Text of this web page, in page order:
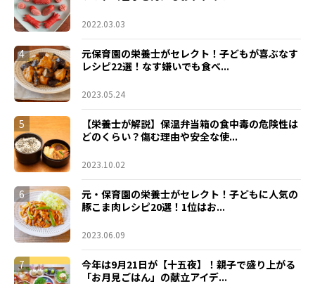
2022.03.03
4
元保育園の栄養士がセレクト！子どもが喜ぶなす
レシピ22選！なす嫌いでも食べ...
2023.05.24
5
【栄養士が解説】保温弁当箱の食中毒の危険性は
どのくらい？傷む理由や安全な使...
2023.10.02
6
元・保育園の栄養士がセレクト！子どもに人気の
豚こま肉レシピ20選！1位はお...
2023.06.09
7
今年は9月21日が【十五夜】！親子で盛り上がる
「お月見ごはん」の献立アイデ...